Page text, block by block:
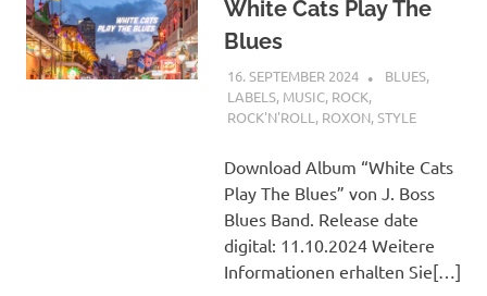
White Cats Play The
Blues
16. SEPTEMBER 2024 STEFANBRAUN
BLUES,
LABELS, MUSIC, ROCK,
ROCK'N'ROLL , ROXON,STYLE
Download Album “White Cats
Play The Blues” von J. Boss
Blues Band. Release date
digital: 11.10.2024 Weitere
Informationen erhalten Sie[…]